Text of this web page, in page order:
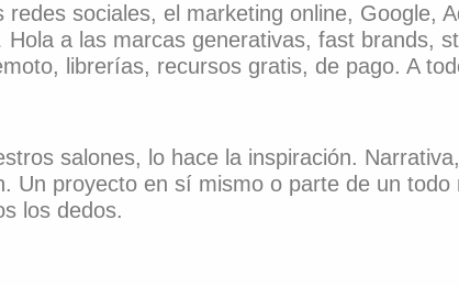
sociales, el marketing online, Google,
a las marcas generativas, fast brands,
librerías, recursos gratis, de pago. A
salones, lo hace la inspiración.
Un proyecto en sí mismo o parte de un todo
los dedos.